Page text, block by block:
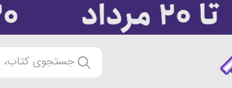
جستجوی کتاب،